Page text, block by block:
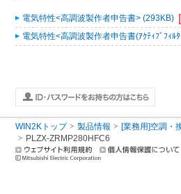
電気特性<高調波製作者申告書> (293KB)
電気特性<高調波製作者申告書(ｱｸﾃｨﾌﾞﾌｨﾙ
WIN2Kトップ 製品情報 [業務用]空調・
PLZX-ZRMP280HFC6